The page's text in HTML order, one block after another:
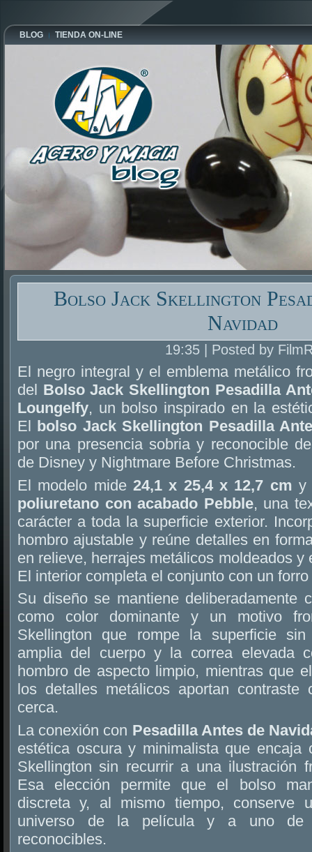
BLOG TIENDA ON-LINE
Bolso Jack Skellington
Navidad
19:35 | Posted by
El negro integral y el emblema metálico
del Bolso Jack Skellington Pesadilla
Loungelfy, un bolso inspirado en la
El
bolso Jack Skellington Pesadilla
por una presencia sobria y reconocible
de Disney y Nightmare Before Christmas.
El modelo mide 24,1 x 25,4 x 12,7 cm y
poliuretano con acabado Pebble, una
carácter a toda la superficie exterior.
hombro ajustable y reúne detalles en
en relieve, herrajes metálicos moldeados y
El interior completa el conjunto con un
Su diseño se mantiene deliberadamente
como color dominante y un motivo
Skellington que rompe la superficie
amplia del cuerpo y la correa elevada
hombro de aspecto limpio, mientras que
los detalles metálicos aportan
cerca.
La conexión con Pesadilla Antes de
estética oscura y minimalista que
Skellington sin recurrir a una ilustración
Esa elección permite que el bolso
discreta y, al mismo tiempo, conserve
universo de la película y a uno de
reconocibles.